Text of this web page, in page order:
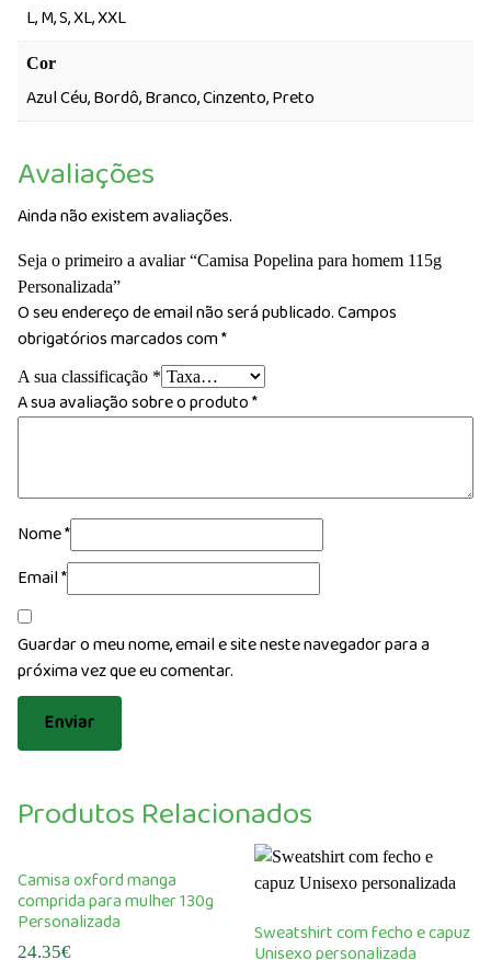
L, M, S, XL, XXL
Cor
Azul Céu, Bordô, Branco, Cinzento, Preto
Avaliações
Ainda não existem avaliações.
Seja o primeiro a avaliar “Camisa Popelina para homem 115g
Personalizada”
O seu endereço de email não será publicado.Campos
obrigatórios marcados com*
A sua classificação *
A sua avaliação sobre o produto*
Nome*
Email*
Guardar o meu nome, email e site neste navegador para a
próxima vez que eu comentar.
Produtos Relacionados
Camisa oxford manga
comprida para mulher 130g
Personalizada
24.35€
Sweatshirt com fecho e capuz
Unisexo personalizada